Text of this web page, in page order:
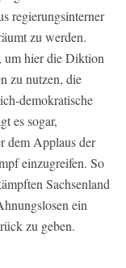
regierungsinterner
zu werden.
um hier die Diktion
zu nutzen, die
demokratische
es sogar,
dem Applaus der
einzugreifen. So
Sachsenland
ein
zu geben.